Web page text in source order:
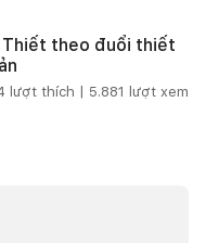
Thiết theo đuổi thiết
lượt thích | 5.881 lượt xem